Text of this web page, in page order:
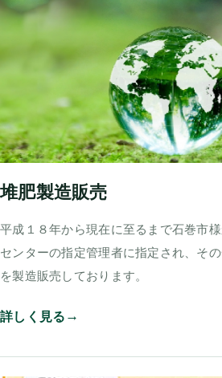
堆肥製造販売
平成１８年から現在に至るまで石巻市
センターの指定管理者に指定され、そ
を製造販売しております。
詳しく見る